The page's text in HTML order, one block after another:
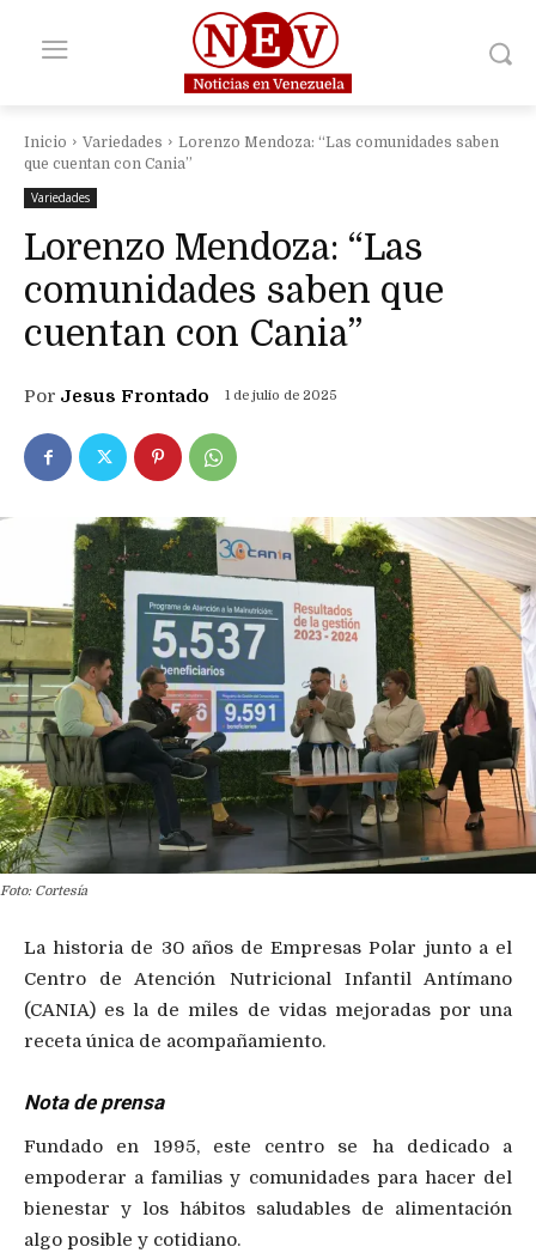
Inicio Variedades
Lorenzo Mendoza: “Las comunidades saben
que cuentan con Cania”
Variedades
Lorenzo Mendoza: “Las
comunidades saben que
cuentan con Cania”
Por Jesus Frontado 1 de julio de 2025
Foto: Cortesía
La historia de 30 años de Empresas Polar junto a el
Centro de Atención Nutricional Infantil Antímano
(CANIA) es la de miles de vidas mejoradas por una
receta única de acompañamiento.
Nota de prensa
Fundado en 1995, este centro se ha dedicado a
empoderar a familias y comunidades para hacer del
bienestar y los hábitos saludables de alimentación
algo posible y cotidiano.